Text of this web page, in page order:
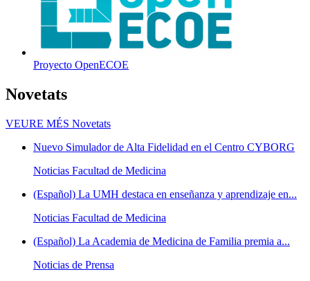
Proyecto OpenECOE
Novetats
VEURE MÉS Novetats
Nuevo Simulador de Alta Fidelidad en el Centro CYBORG
Noticias Facultad de Medicina
(Español) La UMH destaca en enseñanza y aprendizaje en...
Noticias Facultad de Medicina
(Español) La Academia de Medicina de Familia premia a...
Noticias de Prensa